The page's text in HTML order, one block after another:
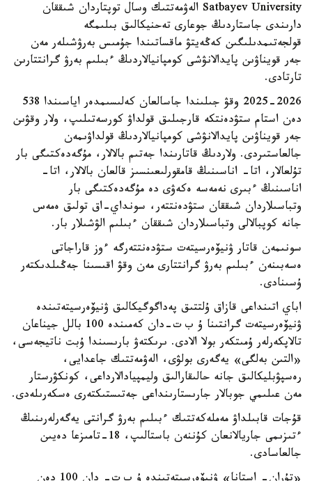
Satbayev University الەۋمەتتىك وسال توپتاردان شىققان
دارىندى جاستاردىڭ جوعارى تەحنيكالىق بىلىمگە
قولجەتىمدىلىگىن كەڭەيتۋ ماقساتىندا جۇمىس بەرۋشىلەر مەن
جەر قويناۋىن پايدالانۋشى كومپانيالاردىڭ ءبىلىم بەرۋ گرانتتارىن
تارتادى.
2025-2026 وقۋ جىلىندا جاسالعان كەلىسىمدەر اياسىندا 538
دەن استام ستۋدەنتكە قارجىلىق قولداۋ كورسەتىلىپ، ولار وقۋىن
جەر قويناۋىن پايدالانۋشى كومپانيالاردىڭ قولداۋىمەن
جالعاستىردى. ولاردىڭ قاتارىندا جەتىم بالالار، مۇگەدەكتىگى بار
تۇلعالار، اتا- اناسىنىڭ قامقورلىعىنسىز قالعان بالالار، اتا-
اناسىنىڭ ءبىرى نەمەسە ەكەۋى دە مۇگەدەكتىگى بار
وتباسىلاردان شىققان ستۋدەنتتەر، سونداي-اق تولىق ەمەس
جانە كوپبالالى وتباسىلاردان شىققان ءبىلىم الۋشىلار بار.
سونىمەن قاتار ۋنيۆەرسيتەت ستۋدەنتتەرگە ءوز قاراجاتى
ەسەبىنەن ءبىلىم بەرۋ گرانتتارى مەن وقۋ اقىسىنا جەڭىلدىكتەر
ۇسىنادى.
اباي اتىنداعى قازاق ۇلتتىق پەداگوگيكالىق ۋنيۆەرسيتەتىندە
ۋنيۆەرسيتەت گرانتىنا ۇ ب ت-دان كەمىندە 100 بالل جيناعان
تالاپكەرلەر ۇمىتكەر بولا الادى. ىرىكتەۋ بارىسىندا ۇبت ناتيجەسى،
«التىن بەلگى» يەگەرى بولۋى، الەۋمەتتىك جاعدايى،
رەسپۋبليكالىق جانە حالىقارالىق وليمپيادالارداعى، كونكۋرستار
مەن عىلىمي جوبالار جارىستارىنداعى جەتىستىكتەرى ەسكەرىلەدى.
قۇجات قابىلداۋ مەملەكەتتىك ءبىلىم بەرۋ گرانتى يەگەرلەرىنىڭ
ءتىزىمى جاريالانعان كۇننەن باستالىپ، 18-تامىزعا دەيىن
جالعاسادى.